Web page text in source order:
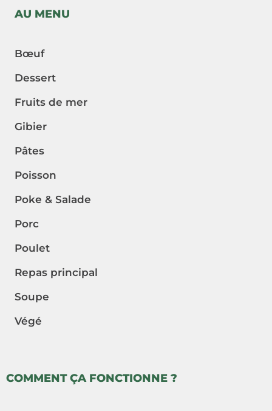
AU MENU
Bœuf
Dessert
Fruits de mer
Gibier
Pâtes
Poisson
Poke & Salade
Porc
Poulet
Repas principal
Soupe
Végé
COMMENT ÇA FONCTIONNE ?